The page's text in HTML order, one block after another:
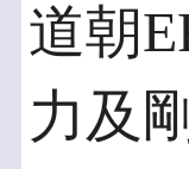
道朝
力及